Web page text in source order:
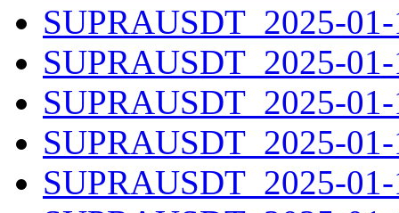
SUPRAUSDT_2025-01-
SUPRAUSDT_2025-01-
SUPRAUSDT_2025-01-
SUPRAUSDT_2025-01-
SUPRAUSDT_2025-01-